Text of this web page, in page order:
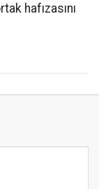
hafızasını